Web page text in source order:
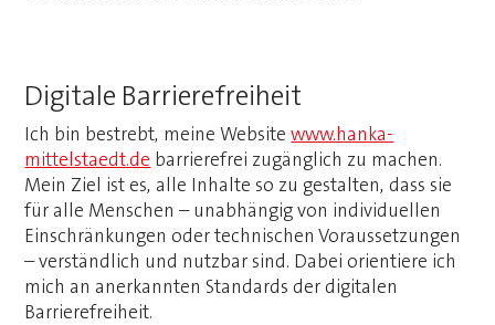
Digitale Barrierefreiheit
Ich bin bestrebt, meine Websitewww.hanka-
mittelstaedt.de barrierefrei zugänglich zu machen.
Mein Ziel ist es, alle Inhalte so zu gestalten, dass sie
für alle Menschen – unabhängig von individuellen
Einschränkungen oder technischen Voraussetzungen
– verständlich und nutzbar sind. Dabei orientiere ich
mich an anerkannten Standards der digitalen
Barrierefreiheit.